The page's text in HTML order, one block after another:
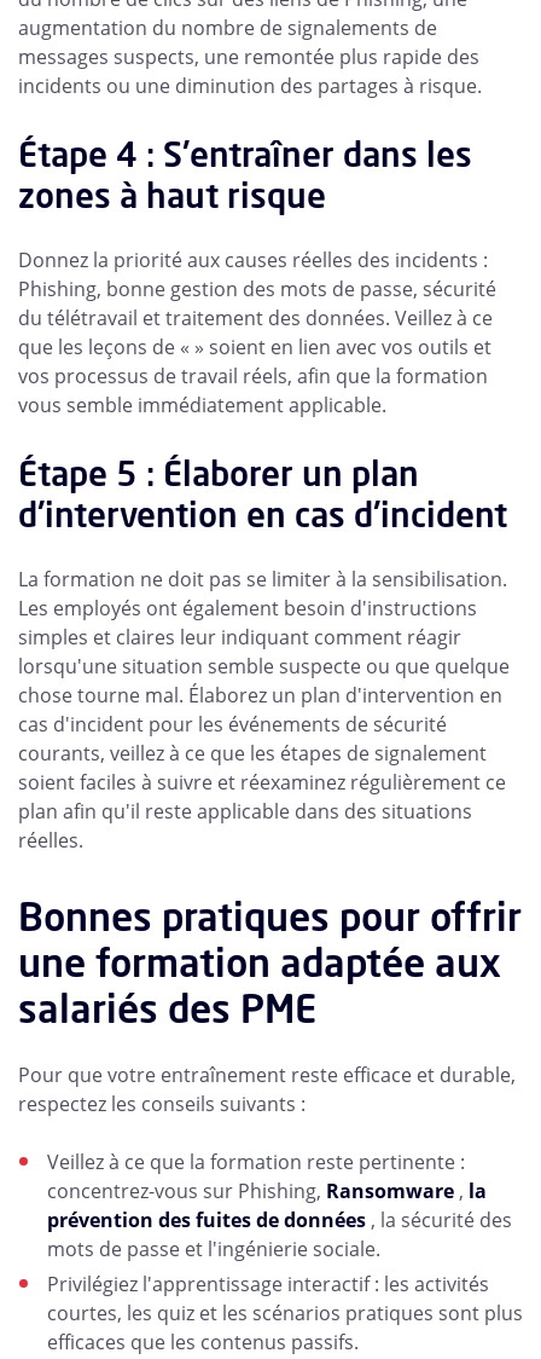
augmentation du nombre de signalements de
messages suspects, une remontée plus rapide des
incidents ou une diminution des partages à risque.
Étape 4 : S'entraîner dans les
zones à haut risque
Donnez la priorité aux causes réelles des incidents :
Phishing, bonne gestion des mots de passe, sécurité
du télétravail et traitement des données. Veillez à ce
que les leçons de « » soient en lien avec vos outils et
vos processus de travail réels, afin que la formation
vous semble immédiatement applicable.
Étape 5 : Élaborer un plan
d'intervention en cas d'incident
La formation ne doit pas se limiter à la sensibilisation.
Les employés ont également besoin d'instructions
simples et claires leur indiquant comment réagir
lorsqu'une situation semble suspecte ou que quelque
chose tourne mal. Élaborez un plan d'intervention en
cas d'incident pour les événements de sécurité
courants, veillez à ce que les étapes de signalement
soient faciles à suivre et réexaminez régulièrement ce
plan afin qu'il reste applicable dans des situations
réelles.
Bonnes pratiques pour offrir
une formation adaptée aux
salariés des PME
Pour que votre entraînement reste efficace et durable,
respectez les conseils suivants :
Veillez à ce que la formation reste pertinente :
concentrez-vous sur Phishing, Ransomware , la
prévention des fuites de données , la sécurité des
mots de passe et l'ingénierie sociale.
Privilégiez l'apprentissage interactif : les activités
courtes, les quiz et les scénarios pratiques sont plus
efficaces que les contenus passifs.